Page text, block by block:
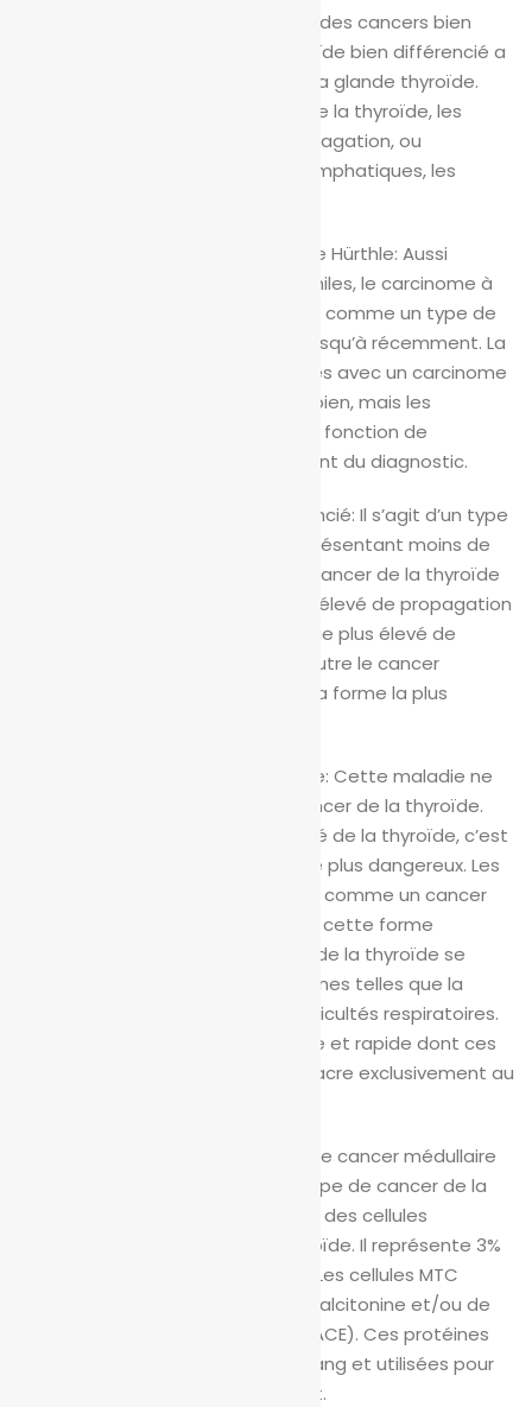
thyroïde sont considérés comme des cancers bien
différenciés. Le cancer de la thyroïde bien différencié a
tendance à rester contenu dans la glande thyroïde.
Lorsqu’il se propage à l’extérieur de la thyroïde, les
endroits les plus courants de propagation, ou
métastases, sont les ganglions lymphatiques, les
Cancer de la thyroïde à cellules de Hürthle: Aussi
appelé carcinome à cellules oxyphiles, le carcinome à
cellules de Hürthle était considéré comme un type de
cancer folliculaire de la thyroïde jusqu’à récemment. La
plupart des patients diagnostiqués avec un carcinome
à cellules de Hürthle s’en sortent bien, mais les
perspectives peuvent changer en fonction de
l’étendue de la maladie au moment du diagnostic.
Cancer de la thyroïde peu différencié: Il s’agit d’un type
rare de cancer de la thyroïde, représentant moins de
5% de tous les cas. Comparé au cancer de la thyroïde
bien différencié, il a un risque plus élevé de propagation
aux poumons et aux os et un risque plus élevé de
récurrence après le traitement. Outre le cancer
anaplasique de la thyroïde, c’est la forme la plus
Cancer anaplasique de la thyroïde: Cette maladie ne
représente que 1% des cas de cancer de la thyroïde.
Parfois appelé cancer indifférencié de la thyroïde, c’est
le type de cancer de la thyroïde le plus dangereux. Les
médecins croient qu’il commence comme un cancer
papillaire ou folliculaire qui mute à cette forme
agressive. Le cancer anaplasique de la thyroïde se
propage rapidement dans des zones telles que la
trachée, causant souvent des difficultés respiratoires.
En raison de l’attention spécialisée et rapide dont ces
patients ont besoin, ACH se consacre exclusivement au
Le cancer médullaire
de la thyroïde (MTC) est le seul type de cancer de la
thyroïde qui se développe à partir des cellules
parafolliculaires de la glande thyroïde. Il représente 3%
à 10% des cancers de la thyroïde. Les cellules MTC
produisent habituellement de la calcitonine et/ou de
l’antigène carcinoembryonnaire (ACE). Ces protéines
peuvent être mesurées dans le sang et utilisées pour
surveiller la réponse au traitement.